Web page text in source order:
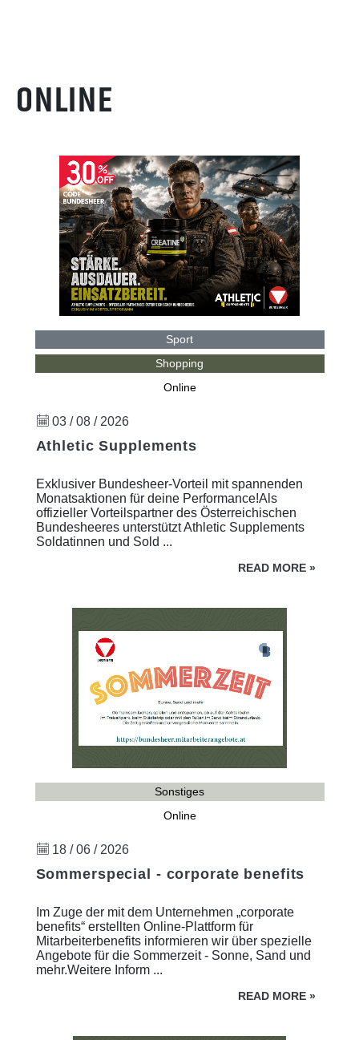
ONLINE
Sport
Shopping
Online
03 / 08 / 2026
Athletic Supplements
Exklusiver Bundesheer-Vorteil mit spannenden
Monatsaktionen für deine Performance!Als
offizieller Vorteilspartner des Österreichischen
Bundesheeres unterstützt Athletic Supplements
Soldatinnen und Sold ...
READ MORE »
Sonstiges
Online
18 / 06 / 2026
Sommerspecial - corporate benefits
Im Zuge der mit dem Unternehmen „corporate
benefits“ erstellten Online-Plattform für
Mitarbeiterbenefits informieren wir über spezielle
Angebote für die Sommerzeit - Sonne, Sand und
mehr.Weitere Inform ...
READ MORE »